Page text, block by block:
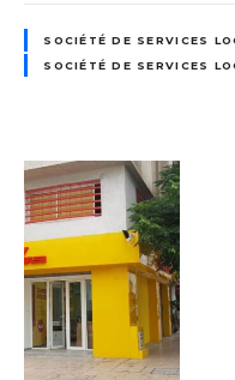
SOCIÉTÉ DE SERVICES
SOCIÉTÉ DE SERVICES